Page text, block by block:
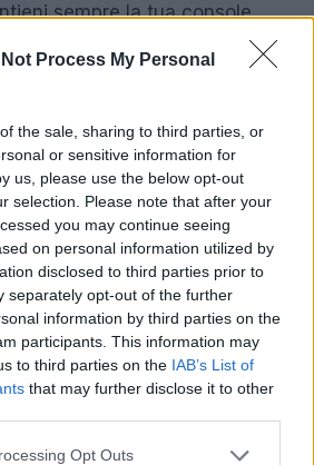
Not Process My Personal
the sale, sharing to third parties, or
or sensitive information for
us, please use the below opt-out
selection. Please note that after your
you may continue seeing
on personal information utilized by
disclosed to third parties prior to
separately opt-out of the further
information by third parties on the
participants. This information may
to third parties on the IAB’s List of
that may further disclose it to other
app uses one or more Google
Opt Outs
sempre la tua console
ricorrenti. Con un po’ di
a goderti i tuoi giochi preferiti
Pronto a tornare in gioco?